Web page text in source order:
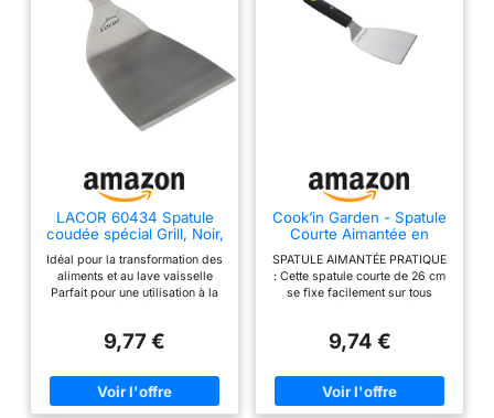
LACOR 60434 Spatule
coudée spécial Grill, Noir,
Idéal pour la transformation des
aliments et au lave vaisselle
Parfait pour une utilisation à la
9,77 €
Cook’in Garden - Spatule
Courte Aimantée en
INOX, Manche Soft
Touch Ergonomique,
Accessoire Idéal pour
Barbecue et Plancha,
Extérieure Pratique avec
Aimant de Rangement
SPATULE AIMANTÉE PRATIQUE
: Cette spatule courte de 26 cm
se fixe facilement sur tous
rangement simple et rapide.
Manche Soft Touch innovant
permettant d'avoir une prise en
main parfaite lors de la cuisine.
9,74 €